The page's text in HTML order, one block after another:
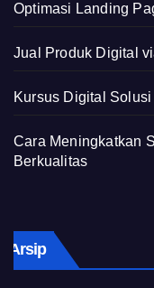
Optimasi Landing
Jual Produk Digital
Kursus Digital
Cara Meningkatkan
Berkualitas
Arsip